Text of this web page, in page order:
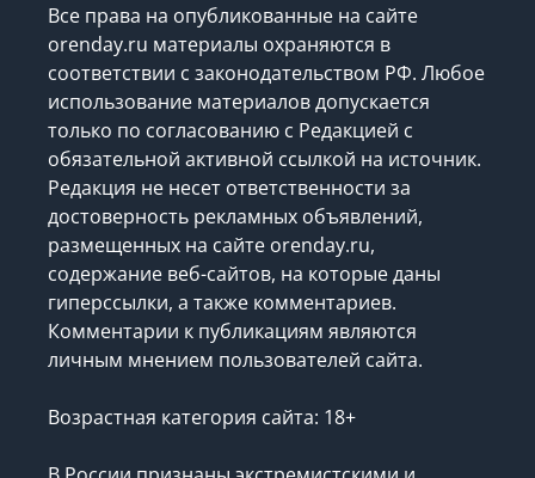
Все права на опубликованные на сайте
orenday.ru материалы охраняются в
соответствии с законодательством РФ. Любое
использование материалов допускается
только по согласованию с Редакцией с
обязательной активной ссылкой на источник.
Редакция не несет ответственности за
достоверность рекламных объявлений,
размещенных на сайте orenday.ru,
содержание веб-сайтов, на которые даны
гиперссылки, а также комментариев.
Комментарии к публикациям являются
личным мнением пользователей сайта.
Возрастная категория сайта: 18+